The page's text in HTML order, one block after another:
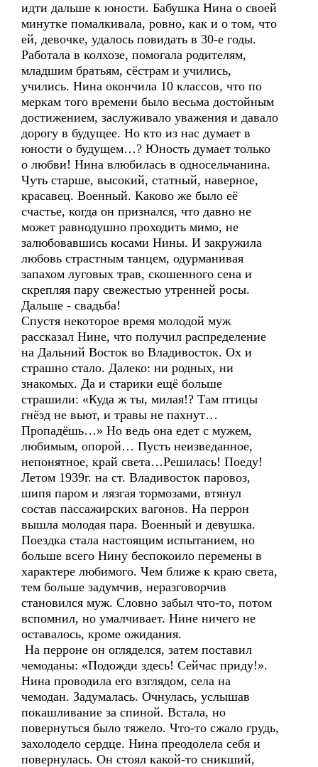
идти дальше к юности. Бабушка Нина о своей
минутке помалкивала, ровно, как и о том, что
ей, девочке, удалось повидать в 30-е годы.
Работала в колхозе, помогала родителям,
младшим братьям, сёстрам и учились,
учились. Нина окончила 10 классов, что по
меркам того времени было весьма достойным
достижением, заслуживало уважения и давало
дорогу в будущее. Но кто из нас думает в
юности о будущем…? Юность думает только
о любви! Нина влюбилась в односельчанина.
Чуть старше, высокий, статный, наверное,
красавец. Военный. Каково же было её
счастье, когда он признался, что давно не
может равнодушно проходить мимо, не
залюбовавшись косами Нины. И закружила
любовь страстным танцем, одурманивая
запахом луговых трав, скошенного сена и
скрепляя пару свежестью утренней росы.
Дальше - свадьба!
Спустя некоторое время молодой муж
рассказал Нине, что получил распределение
на Дальний Восток во Владивосток. Ох и
страшно стало. Далеко: ни родных, ни
знакомых. Да и старики ещё больше
страшили: «Куда ж ты, милая!? Там птицы
гнёзд не вьют, и травы не пахнут…
Пропадёшь…» Но ведь она едет с мужем,
любимым, опорой… Пусть неизведанное,
непонятное, край света…Решилась! Поеду!
Летом 1939г. на ст. Владивосток паровоз,
шипя паром и лязгая тормозами, втянул
состав пассажирских вагонов. На перрон
вышла молодая пара. Военный и девушка.
Поездка стала настоящим испытанием, но
больше всего Нину беспокоило перемены в
характере любимого. Чем ближе к краю света,
тем больше задумчив, неразговорчив
становился муж. Словно забыл что-то, потом
вспомнил, но умалчивает. Нине ничего не
оставалось, кроме ожидания.
На перроне он огляделся, затем поставил
чемоданы: «Подожди здесь! Сейчас приду!».
Нина проводила его взглядом, села на
чемодан. Задумалась. Очнулась, услышав
покашливание за спиной. Встала, но
повернуться было тяжело. Что-то сжало грудь,
захолодело сердце. Нина преодолела себя и
повернулась. Он стоял какой-то сникший,